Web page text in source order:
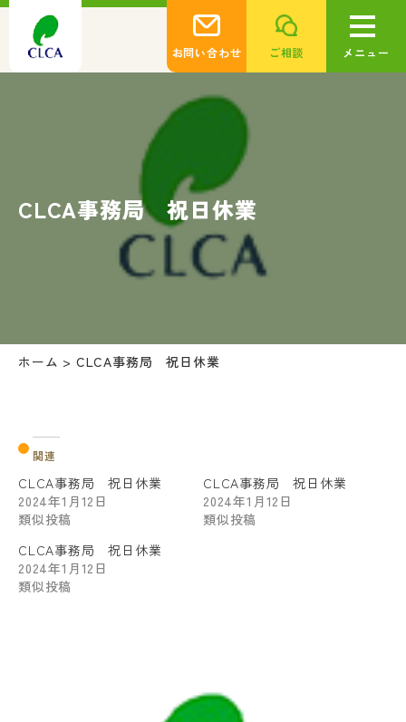
お問い合わせ ご相談 メニュー
CLCA事務局 祝日休業
ホーム > CLCA事務局 祝日休業
関連
CLCA事務局 祝日休業
2024年1月12日
類似投稿
CLCA事務局 祝日休業
2024年1月12日
類似投稿
CLCA事務局 祝日休業
2024年1月12日
類似投稿